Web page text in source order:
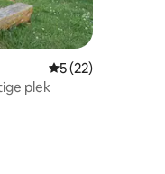
recensies
Gemiddelde
5 (22)
plek